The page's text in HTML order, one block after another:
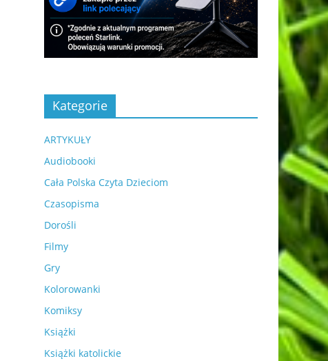
Kategorie
ARTYKUŁY
Audiobooki
Cała Polska Czyta Dzieciom
Czasopisma
Dorośli
Filmy
Gry
Kolorowanki
Komiksy
Książki
Książki katolickie